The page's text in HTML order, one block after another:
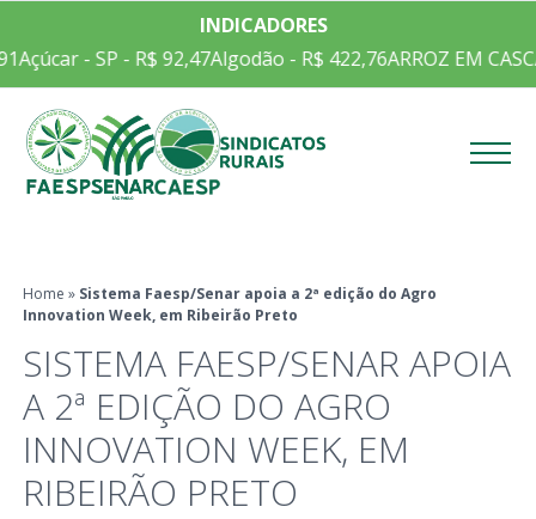
INDICADORES
Açúcar - SP - R$ 92,47Algodão - R$ 422,76ARROZ EM
Home » Sistema Faesp/Senar apoia a 2ª edição do Agro
Innovation Week, em Ribeirão Preto
SISTEMA FAESP/SENAR APOIA
A 2ª EDIÇÃO DO AGRO
INNOVATION WEEK, EM
RIBEIRÃO PRETO